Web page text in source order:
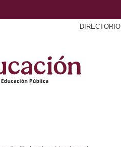
DIRECTORIO